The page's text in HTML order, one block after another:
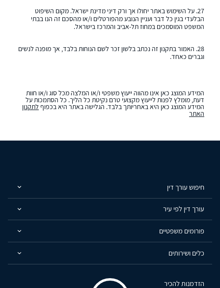
27. על השימוש באתר יחולו אך ורק דיני מדינת ישראל. מקום השיפוט
הבלעדי בגין כל דבר ועניין הנובע מהפורטלים ו/או מהסכם זה הנו בבתי
המשפט המוסמכים במחוז תל-אביב והמרכז בישראל.
28. האמור בתקנון זה נכתב בלשון זכר לשם הנוחות בלבד, אך מופנה לנשים
וגברים כאחד.
המידע המוצג כאן אינו מהווה ייעוץ משפטי ו/או המלצה מכל סוג ו/או חוות
דעת, מומלץ לפנות לייעוץ מקצועי טרם נקיטת כל הליך. כל הסתמכות על
המידע המוצג כאן היא באחריותך בלבד. הגלישה באתר היא בכפוף לתקנון
האתר
חיפוש עורך דין
עורך דין לפי עיר
פורומים משפטיים
כלים ושירותים
הזדמנות להכיר